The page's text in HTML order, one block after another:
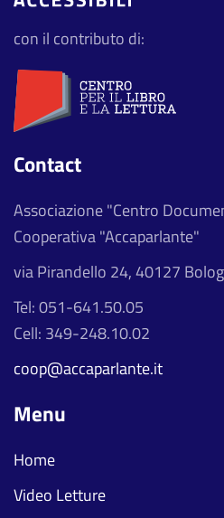
con il contributo di:
Contact
Associazione "Centro
Cooperativa "Accaparlante"
via Pirandello 24, 40127
Tel: 051-641.50.05
Cell: 349-248.10.02
coop@accaparlante.it
Menu
Home
Video Letture